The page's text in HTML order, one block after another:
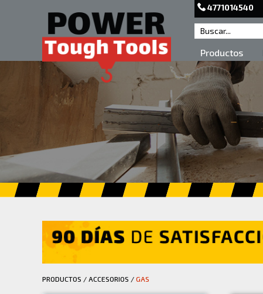
4771014540
Productos
PRODUCTOS / ACCESORIOS / GAS